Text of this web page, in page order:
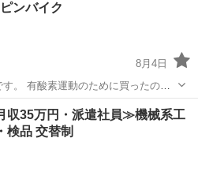
名なし 革の硬化やひび割れなし ...
ンバイク
8月4日
。 有酸素運動のために買ったので
物化したため出品致します。 可能な
たいと思っていますが、神経質な方
ィットネス、トレーニング
収35万円・派遣社員≫機械系工
検品 交替制